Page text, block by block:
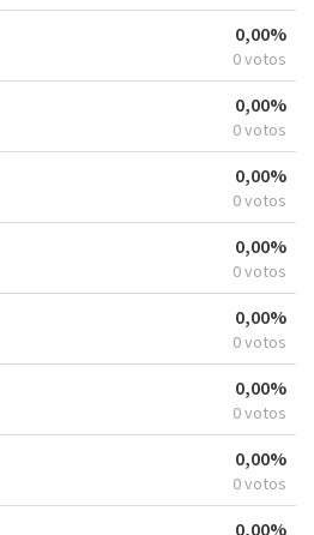
0,00%
0 votos
0,00%
0 votos
0,00%
0 votos
0,00%
0 votos
0,00%
0 votos
0,00%
0 votos
0,00%
0 votos
0,00%